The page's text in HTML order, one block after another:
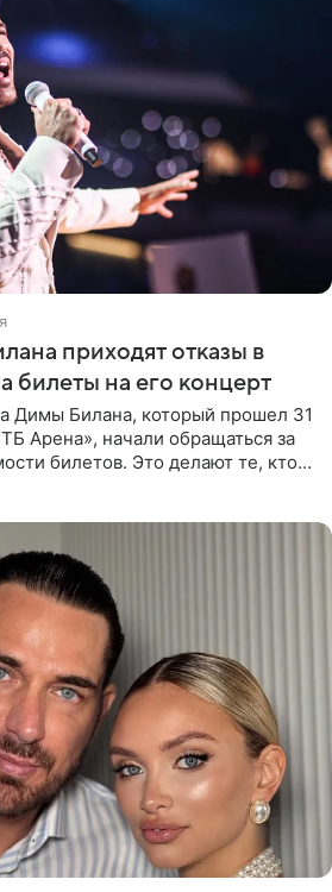
приходят отказы в
билеты на его концерт
Димы Билана, который прошел 31
Арена», начали обращаться за
билетов. Это делают те, кто